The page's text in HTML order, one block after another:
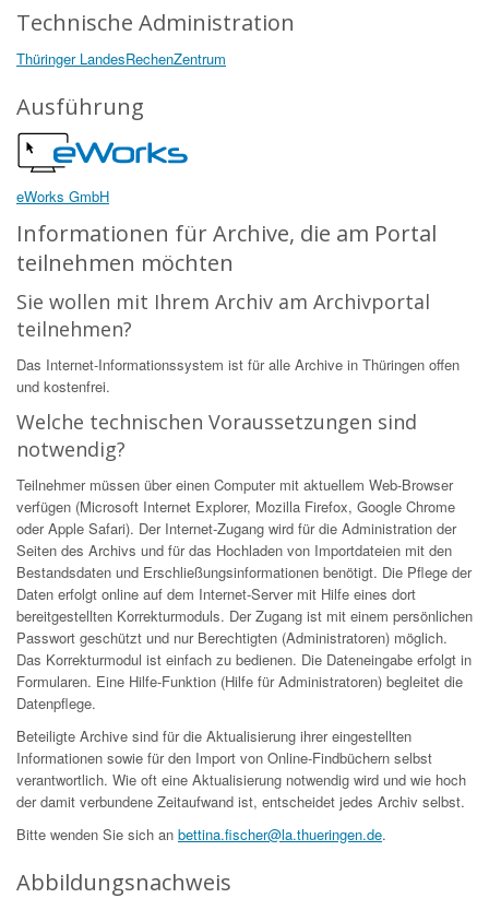
Technische Administration
Thüringer LandesRechenZentrum
Ausführung
eWorks GmbH
Informationen für Archive, die am Portal
teilnehmen möchten
Sie wollen mit Ihrem Archiv am Archivportal
teilnehmen?
Das Internet-Informationssystem ist für alle Archive in Thüringen offen
und kostenfrei.
Welche technischen Voraussetzungen sind
notwendig?
Teilnehmer müssen über einen Computer mit aktuellem Web-Browser
verfügen (Microsoft Internet Explorer, Mozilla Firefox, Google Chrome
oder Apple Safari). Der Internet-Zugang wird für die Administration der
Seiten des Archivs und für das Hochladen von Importdateien mit den
Bestandsdaten und Erschließungsinformationen benötigt. Die Pflege der
Daten erfolgt online auf dem Internet-Server mit Hilfe eines dort
bereitgestellten Korrekturmoduls. Der Zugang ist mit einem persönlichen
Passwort geschützt und nur Berechtigten (Administratoren) möglich.
Das Korrekturmodul ist einfach zu bedienen. Die Dateneingabe erfolgt in
Formularen. Eine Hilfe-Funktion (Hilfe für Administratoren) begleitet die
Datenpflege.
Beteiligte Archive sind für die Aktualisierung ihrer eingestellten
Informationen sowie für den Import von Online-Findbüchern selbst
verantwortlich. Wie oft eine Aktualisierung notwendig wird und wie hoch
der damit verbundene Zeitaufwand ist, entscheidet jedes Archiv selbst.
Bitte wenden Sie sich an bettina.fischer@la.thueringen.de.
Abbildungsnachweis